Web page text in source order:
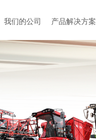
我们的公司 产品解决方案